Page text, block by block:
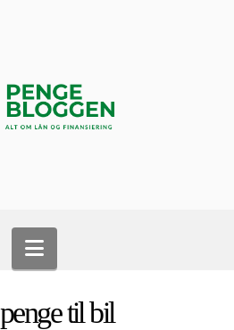
Navigation
til bil